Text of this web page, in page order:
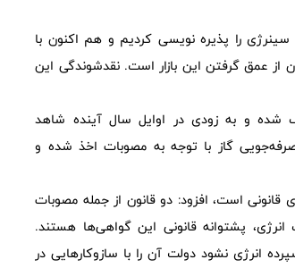
با 100 میلیارد تومان صندوق سینرژی را پذیره نویسی کردیم و هم اکنون با
است که نشان از عمق گرفتن این بازار است. نقدشوندگی این
شده و به زودی در اوایل سال آینده شاهد
صرفه‌جویی گاز با توجه به مصوبات اخذ شده و
است، افزود: دو قانون از جمله مصوبات
پشتوانه قانونی این گواهی‌ها هستند.
انرژی نشود دولت آن را با سازوکارهایی در